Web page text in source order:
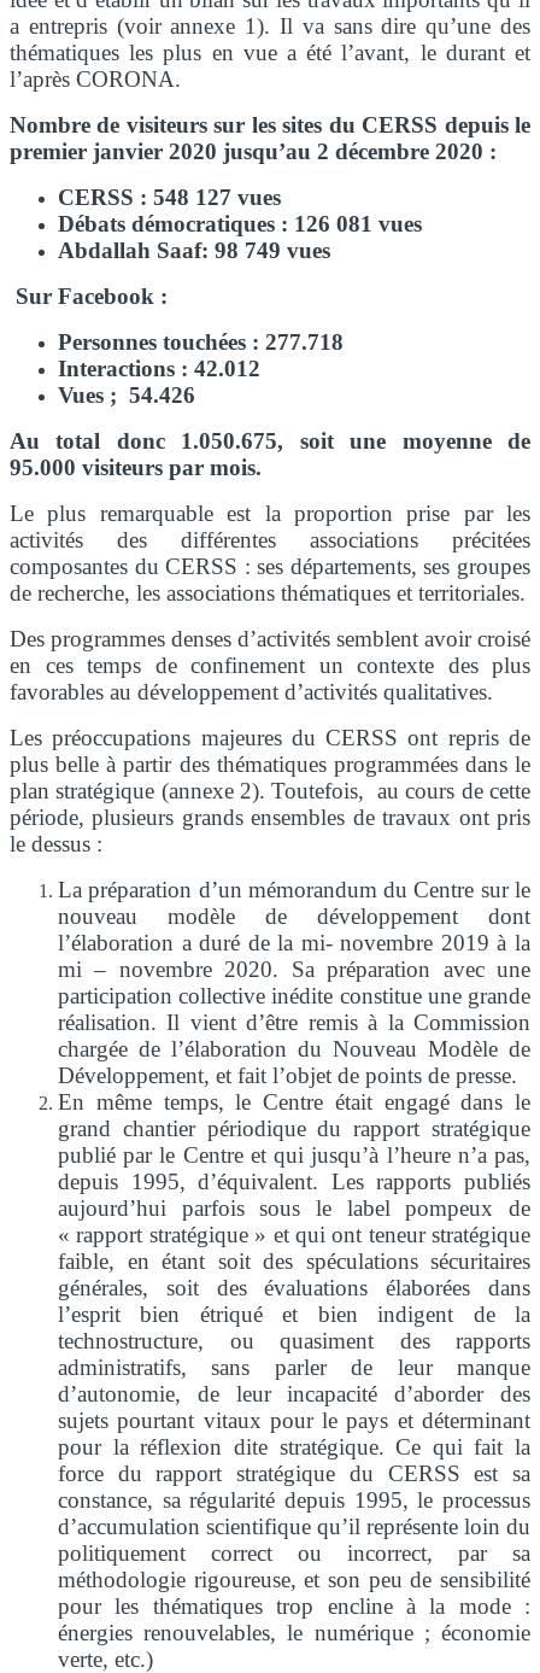
a entrepris (voir annexe 1). Il va sans dire qu’une des
thématiques les plus en vue a été l’avant, le durant et
l’après CORONA.
Nombre de visiteurs sur les sites du CERSS depuis le
premier janvier 2020 jusqu’au 2 décembre 2020 :
CERSS : 548 127 vues
Débats démocratiques : 126 081 vues
Abdallah Saaf: 98 749 vues
Sur Facebook :
Personnes touchées : 277.718
Interactions : 42.012
Vues ; 54.426
Au total donc 1.050.675, soit une moyenne de
95.000 visiteurs par mois.
Le plus remarquable est la proportion prise par les
activités des différentes associations précitées
composantes du CERSS : ses départements, ses groupes
de recherche, les associations thématiques et territoriales.
Des programmes denses d’activités semblent avoir croisé
en ces temps de confinement un contexte des plus
favorables au développement d’activités qualitatives.
Les préoccupations majeures du CERSS ont repris de
plus belle à partir des thématiques programmées dans le
plan stratégique (annexe 2). Toutefois, au cours de cette
période, plusieurs grands ensembles de travaux ont pris
le dessus :
La préparation d’un mémorandum du Centre sur le
nouveau modèle de développement dont
l’élaboration a duré de la mi- novembre 2019 à la
mi – novembre 2020. Sa préparation avec une
participation collective inédite constitue une grande
réalisation. Il vient d’être remis à la Commission
chargée de l’élaboration du Nouveau Modèle de
Développement, et fait l’objet de points de presse.
En même temps, le Centre était engagé dans le
grand chantier périodique du rapport stratégique
publié par le Centre et qui jusqu’à l’heure n’a pas,
depuis 1995, d’équivalent. Les rapports publiés
aujourd’hui parfois sous le label pompeux de
« rapport stratégique » et qui ont teneur stratégique
faible, en étant soit des spéculations sécuritaires
générales, soit des évaluations élaborées dans
l’esprit bien étriqué et bien indigent de la
technostructure, ou quasiment des rapports
administratifs, sans parler de leur manque
d’autonomie, de leur incapacité d’aborder des
sujets pourtant vitaux pour le pays et déterminant
pour la réflexion dite stratégique. Ce qui fait la
force du rapport stratégique du CERSS est sa
constance, sa régularité depuis 1995, le processus
d’accumulation scientifique qu’il représente loin du
politiquement correct ou incorrect, par sa
méthodologie rigoureuse, et son peu de sensibilité
pour les thématiques trop encline à la mode :
énergies renouvelables, le numérique ; économie
verte, etc.)